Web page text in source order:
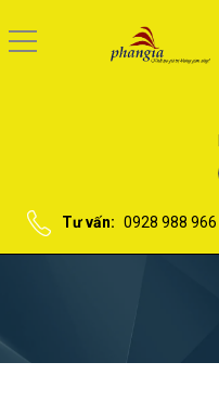
Tư vấn: 0928 988 966